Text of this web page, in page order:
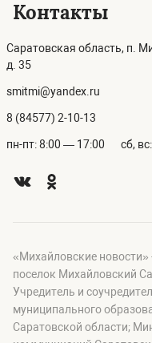
Контакты
Саратовская область, п.
д. 35
smitmi@yandex.ru
8 (84577) 2-10-13
пн-пт: 8:00 — 17:00 сб,
«Михайловские
поселок Михайловский
Учредитель и
муниципального
Саратовской области;